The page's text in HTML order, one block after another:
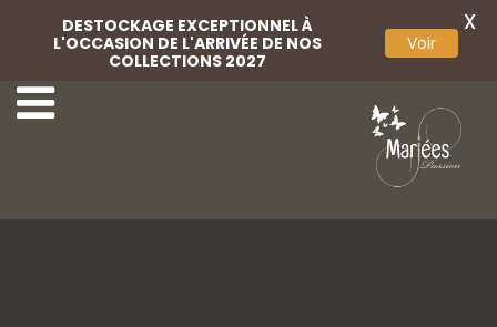
70-Marylise 72-Marylise
DESTOCKAGE EXCEPTIONNEL À
L'OCCASION DE L'ARRIVÉE DE NOS
COLLECTIONS 2027
Voir
X